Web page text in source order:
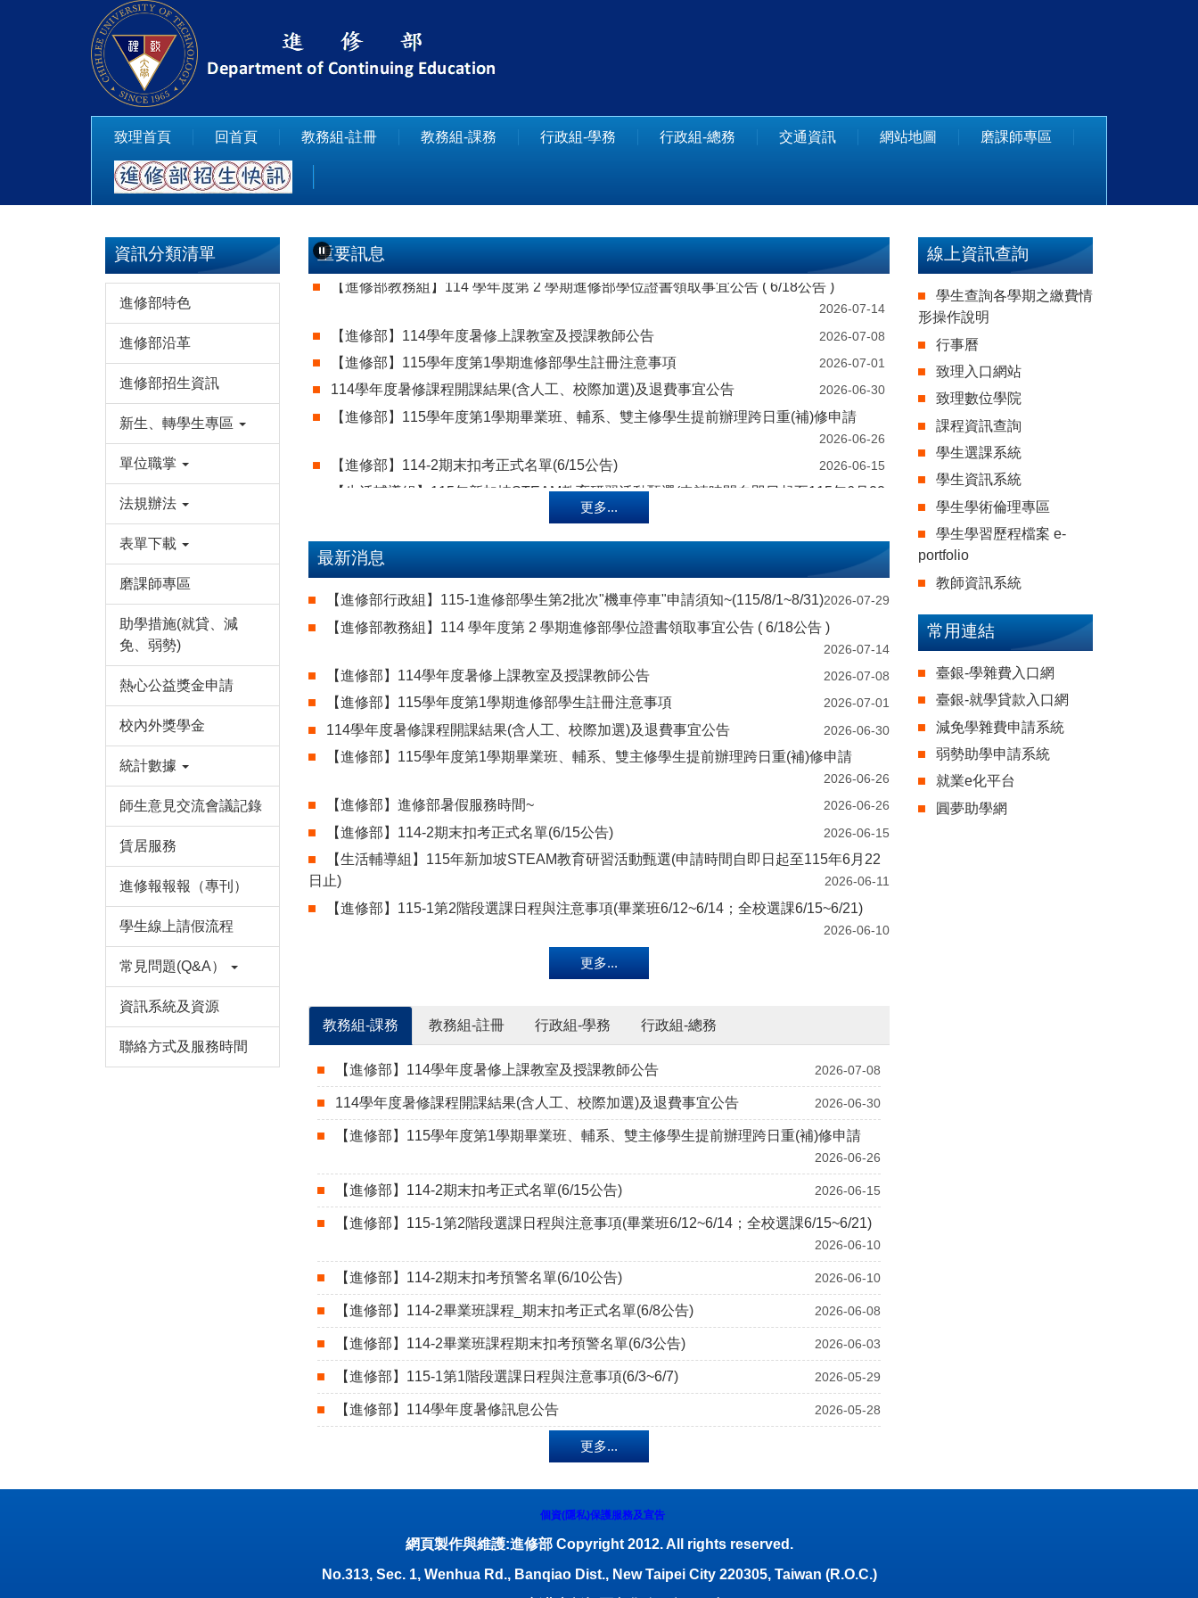
致理首頁 回首頁 教務組-註冊 教務組-課務 行政組-學務 行政組-總務 交通資訊 網站地圖 磨課師專區
資訊分類清單
進修部特色
進修部沿革
進修部招生資訊
新生、轉學生專區
單位職掌
法規辦法
表單下載
磨課師專區
助學措施(就貸、減
免、弱勢)
熱心公益獎金申請
校內外獎學金
統計數據
師生意見交流會議記錄
賃居服務
進修報報報（專刊）
學生線上請假流程
常見問題(Q&A）
資訊系統及資源
聯絡方式及服務時間
重要訊息
【進修部教務組】114 學年度第 2 學期進修部學位證書領取事宜公告 ( 6/18公告 )
2026-07-14
【進修部】114學年度暑修上課教室及授課教師公告 2026-07-08
【進修部】115學年度第1學期進修部學生註冊注意事項 2026-07-01
114學年度暑修課程開課結果(含人工、校際加選)及退費事宜公告 2026-06-30
【進修部】115學年度第1學期畢業班、輔系、雙主修學生提前辦理跨日重(補)修申請
2026-06-26
【進修部】114-2期末扣考正式名單(6/15公告) 2026-06-15
【⽣活輔導組】115年新加坡STEAM教育研習活動甄選(申請時間自即日起至115年6月22
【進修部】115-1第2階段選課日程與注意事項(畢業班6/12~6/14；全校選課6/15~6/21)
2026-06-10
2026-06-08
【進修部】114-2畢業班課程期末扣考預警名單(6/3公告) 2026-06-03
【進修部教務組】114 學年度第 2 學期進修部學位證書領取事宜公告 ( 6/2公告 )
2026-06-01
【進修部】115-1第1階段選課日程與注意事項(6/3~6/7) 2026-05-29
【進修部教務組】公告本校115學年度第1學期進修部核准轉系學生名單 2026-05-28
【進修部】114學年度暑修訊息公告 2026-05-28
【進修部】114學年度第2學期進修部 "舊制" 磨課師 『 學分抵免 』申請須知~~
2026-05-25
2026-05-25
更多...
最新消息
【進修部行政組】115-1進修部學生第2批次"機車停車"申請須知~(115/8/1~8/31)2026-07-29
【進修部教務組】114 學年度第 2 學期進修部學位證書領取事宜公告 ( 6/18公告 )
2026-07-14
【進修部】114學年度暑修上課教室及授課教師公告 2026-07-08
【進修部】115學年度第1學期進修部學生註冊注意事項 2026-07-01
114學年度暑修課程開課結果(含人工、校際加選)及退費事宜公告 2026-06-30
【進修部】115學年度第1學期畢業班、輔系、雙主修學生提前辦理跨日重(補)修申請
2026-06-26
【進修部】進修部暑假服務時間~ 2026-06-26
【進修部】114-2期末扣考正式名單(6/15公告) 2026-06-15
【⽣活輔導組】115年新加坡STEAM教育研習活動甄選(申請時間自即日起至115年6月22
日止)
2026-06-11
【進修部】115-1第2階段選課日程與注意事項(畢業班6/12~6/14；全校選課6/15~6/21)
2026-06-10
更多...
教務組-課務 教務組-註冊 行政組-學務 行政組-總務
【進修部】114學年度暑修上課教室及授課教師公告 2026-07-08
114學年度暑修課程開課結果(含人工、校際加選)及退費事宜公告 2026-06-30
【進修部】115學年度第1學期畢業班、輔系、雙主修學生提前辦理跨日重(補)修申請
2026-06-26
【進修部】114-2期末扣考正式名單(6/15公告) 2026-06-15
【進修部】115-1第2階段選課日程與注意事項(畢業班6/12~6/14；全校選課6/15~6/21)
2026-06-10
【進修部】114-2期末扣考預警名單(6/10公告) 2026-06-10
【進修部】114-2畢業班課程_期末扣考正式名單(6/8公告) 2026-06-08
【進修部】114-2畢業班課程期末扣考預警名單(6/3公告) 2026-06-03
【進修部】115-1第1階段選課日程與注意事項(6/3~6/7) 2026-05-29
【進修部】114學年度暑修訊息公告 2026-05-28
更多...
線上資訊查詢
學生查詢各學期之繳費情
形操作說明
行事曆
致理入口網站
致理數位學院
課程資訊查詢
學生選課系統
學生資訊系統
學生學術倫理專區
學生學習歷程檔案 e-
portfolio
教師資訊系統
常用連結
臺銀-學雜費入口網
臺銀-就學貸款入口網
減免學雜費申請系統
弱勢助學申請系統
就業e化平台
圓夢助學網
個資(隱私)保護服務及宣告
網頁製作與維護:進修部 Copyright 2012. All rights reserved.
No.313, Sec. 1, Wenhua Rd., Banqiao Dist., New Taipei City 220305, Taiwan (R.O.C.)